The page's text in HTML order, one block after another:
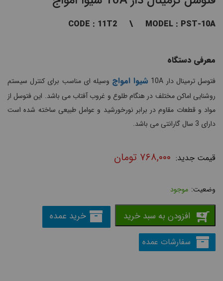
CODE : 11T2 \ MODEL : PST-10A
معرفی دستگاه
فتوسل ترمینال دار 10A شیوا امواج وسیله ای مناسب برای کنترل سیستم
روشنایی اماکن مختلف در هنگام طلوع و غروب آفتاب می باشد. این فتوسل از
مواد و قطعات مقاوم در برابر نورخورشید و عوامل طبیعی ساخته شده است
دارای 3 سال گارانتی می باشد.
۷۶۸,۰۰۰ تومان
موجود
افزودن به سبد خرید خرید عمده
سفارشات عمده